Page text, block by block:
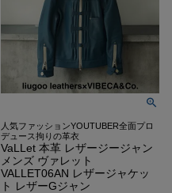
人気ファッションYOUTUBER全面プロ
デュース拘りの革衣
VaLLet 本革 レザージージャン
メンズ ヴァレット
VALLET06AN レザージャケッ
ト レザーGジャン